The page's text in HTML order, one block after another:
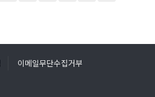
이메일무단수집거부